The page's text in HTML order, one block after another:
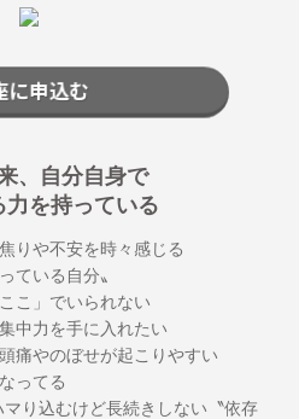
に申込む
、自分自身で
を持っている
りや不安を時々感じる
ている自分〟
こ」でいられない
中力を手に入れたい
痛やのぼせが起こりやすい
ってる
り込むけど長続きしない〝依存